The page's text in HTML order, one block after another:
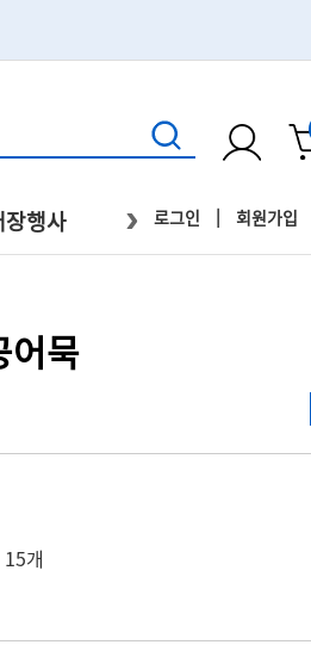
장행사 직배송
› 로그인 | 회원가입
묵
개